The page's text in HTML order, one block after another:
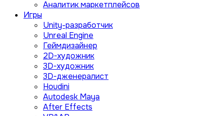
Аналитик маркетплейсов
Игры
Unity-разработчик
Unreal Engine
Геймдизайнер
2D-художник
3D-художник
3D-дженералист
Houdini
Autodesk Maya
After Effects